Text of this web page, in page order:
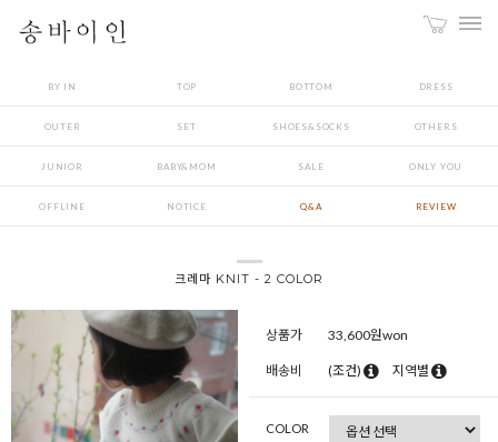
BY IN TOP BOTTOM DRESS
OUTER SET SHOES&SOCKS OTHERS
JUNIOR BABY&MOM SALE ONLY YOU
OFFLINE NOTICE Q&A REVIEW
크레마 KNIT - 2 COLOR
상품가 33,600원won
배송비 (조건) 지역별
COLOR